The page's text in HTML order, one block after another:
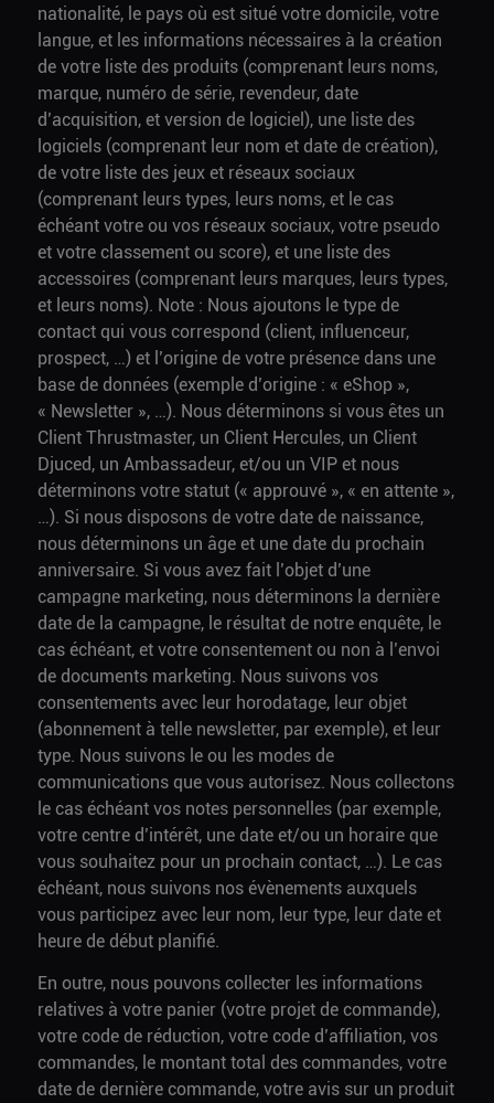
nationalité, le pays où est situé votre domicile, votre
langue, et les informations nécessaires à la création
de votre liste des produits (comprenant leurs noms,
marque, numéro de série, revendeur, date
d’acquisition, et version de logiciel), une liste des
logiciels (comprenant leur nom et date de création),
de votre liste des jeux et réseaux sociaux
(comprenant leurs types, leurs noms, et le cas
échéant votre ou vos réseaux sociaux, votre pseudo
et votre classement ou score), et une liste des
accessoires (comprenant leurs marques, leurs types,
et leurs noms). Note : Nous ajoutons le type de
contact qui vous correspond (client, influenceur,
prospect, …) et l’origine de votre présence dans une
base de données (exemple d’origine : « eShop »,
« Newsletter », …). Nous déterminons si vous êtes un
Client Thrustmaster, un Client Hercules, un Client
Djuced, un Ambassadeur, et/ou un VIP et nous
déterminons votre statut (« approuvé », « en attente »,
…). Si nous disposons de votre date de naissance,
nous déterminons un âge et une date du prochain
anniversaire. Si vous avez fait l’objet d’une
campagne marketing, nous déterminons la dernière
date de la campagne, le résultat de notre enquête, le
cas échéant, et votre consentement ou non à l’envoi
de documents marketing. Nous suivons vos
consentements avec leur horodatage, leur objet
(abonnement à telle newsletter, par exemple), et leur
type. Nous suivons le ou les modes de
communications que vous autorisez. Nous collectons
le cas échéant vos notes personnelles (par exemple,
votre centre d’intérêt, une date et/ou un horaire que
vous souhaitez pour un prochain contact, …). Le cas
échéant, nous suivons nos évènements auxquels
vous participez avec leur nom, leur type, leur date et
heure de début planifié.
En outre, nous pouvons collecter les informations
relatives à votre panier (votre projet de commande),
votre code de réduction, votre code d’affiliation, vos
commandes, le montant total des commandes, votre
date de dernière commande, votre avis sur un produit